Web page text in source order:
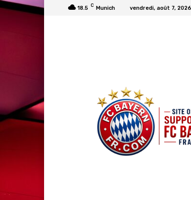
18.5 C Munich vendredi, août 7, 2026